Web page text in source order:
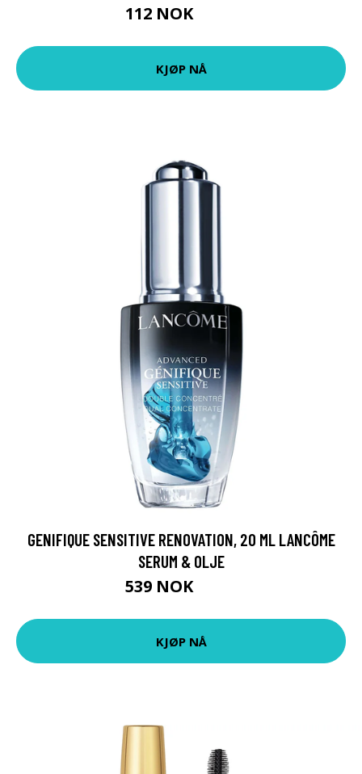
112 NOK
KJØP NÅ
GENIFIQUE SENSITIVE RENOVATION, 20 ML LANCÔME
SERUM & OLJE
539 NOK
KJØP NÅ